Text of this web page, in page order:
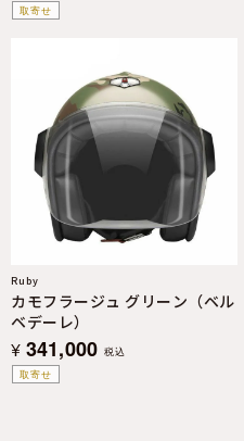
取寄せ
取寄せ
Ruby
カモフラージュ グリーン（ベル
ベデーレ）
¥ 341,000 税込